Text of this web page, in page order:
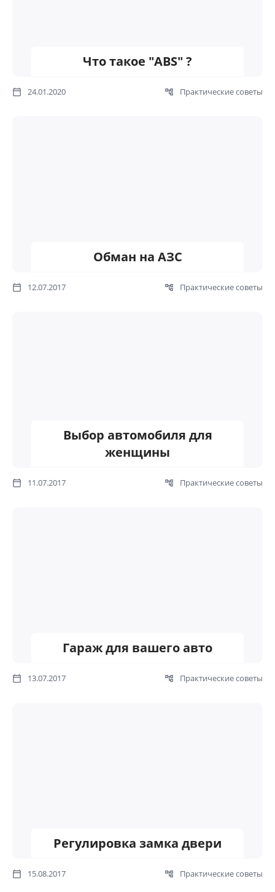
Что такое "ABS" ?
24.01.2020 Практические советы
Обман на АЗС
12.07.2017 Практические советы
Выбор автомобиля для
женщины
11.07.2017 Практические советы
Гараж для вашего авто
13.07.2017 Практические советы
Регулировка замка двери
15.08.2017 Практические советы